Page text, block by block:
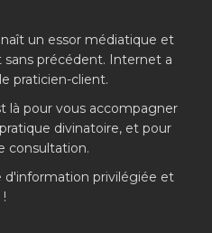
un essor médiatique et
précédent. Internet a
praticien-client.
là pour vous accompagner
divinatoire, et pour
consultation.
d'information privilégiée et